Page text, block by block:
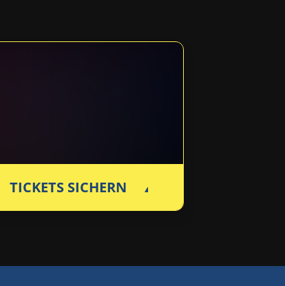
TICKETS SICHERN